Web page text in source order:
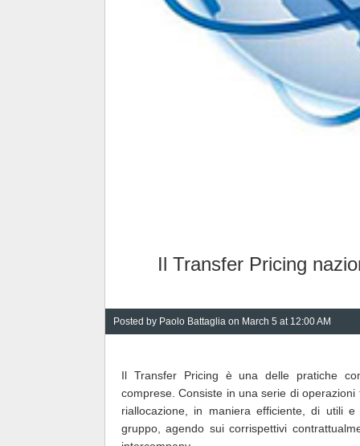
Il Transfer Pricing
Posted by Paolo Battaglia on March 5 at 12:00 AM
Il Transfer Pricing è una delle pratiche
comprese. Consiste in una serie di
riallocazione, in maniera efficiente, di utili
gruppo, agendo sui corrispettivi